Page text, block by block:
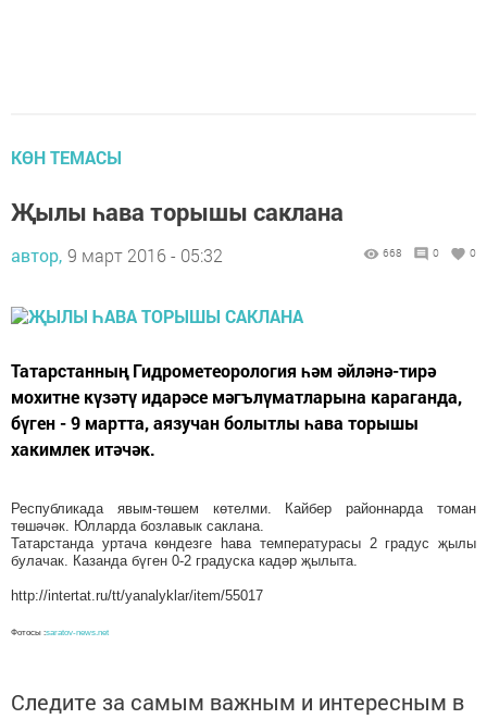
КӨН ТЕМАСЫ
Җылы һава торышы саклана
автор, 9 март 2016 - 05:32 668 0 0
Татарстанның Гидрометеорология һәм әйләнә-тирә
мохитне күзәтү идарәсе мәгълүматларына караганда,
бүген - 9 мартта, аязучан болытлы һава торышы
хакимлек итәчәк.
Республикада явым-төшем көтелми. Кайбер районнарда томан
төшәчәк. Юлларда бозлавык саклана.
Татарстанда уртача көндезге һава температурасы 2 градус җылы
булачак. Казанда бүген 0-2 градуска кадәр җылыта.
http://intertat.ru/tt/yanalyklar/item/55017
Фотосы :saratov-news.net
Следите за самым важным и интересным в